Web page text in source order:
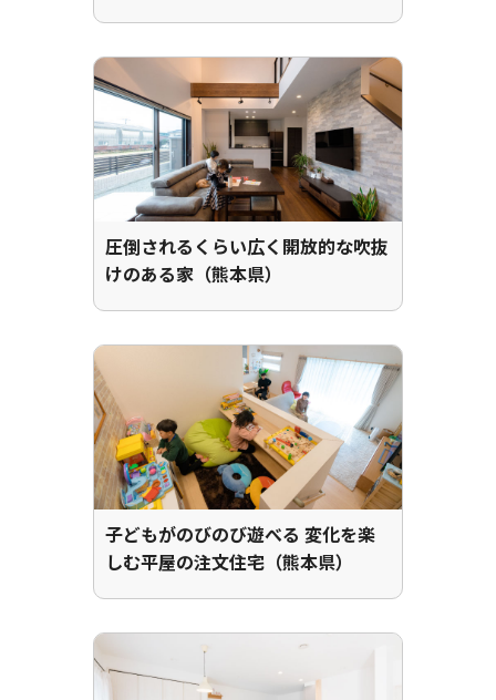
圧倒されるくらい広く開放的な吹抜
けのある家（熊本県）
子どもがのびのび遊べる 変化を楽
しむ平屋の注文住宅（熊本県）